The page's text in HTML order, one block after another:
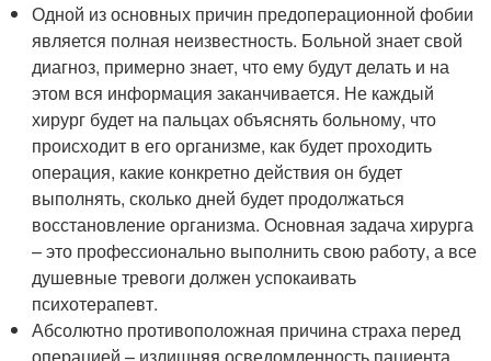
Одной из основных причин предоперационной фобии
является полная неизвестность. Больной знает свой
диагноз, примерно знает, что ему будут делать и на
этом вся информация заканчивается. Не каждый
хирург будет на пальцах объяснять больному, что
происходит в его организме, как будет проходить
операция, какие конкретно действия он будет
выполнять, сколько дней будет продолжаться
восстановление организма. Основная задача хирурга
– это профессионально выполнить свою работу, а все
душевные тревоги должен успокаивать
психотерапевт.
Абсолютно противоположная причина страха перед